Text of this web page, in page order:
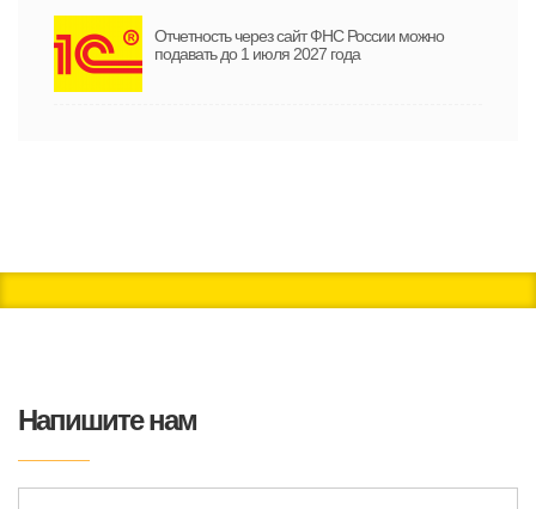
Отчетность через сайт ФНС России можно
подавать до 1 июля 2027 года
Напишите нам